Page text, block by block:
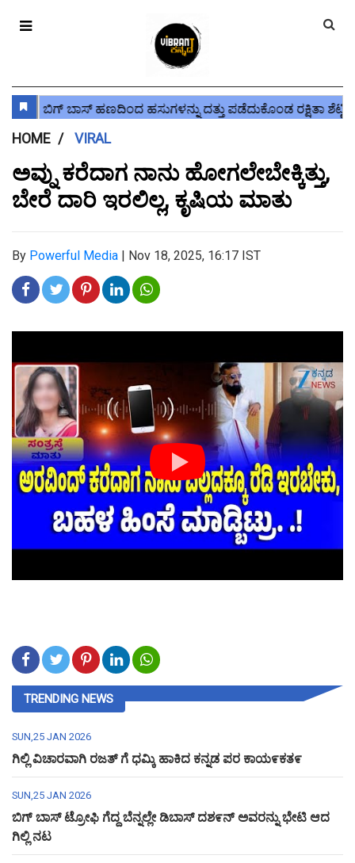
HOME VIRAL
ಅವ್ನು ಕರೆದಾಗ ನಾನು ಹೋಗಲೇಬೇಕ್ಕಿತ್ತು,
ಬೇರೆ ದಾರಿ ಇರಲಿಲ್ಲ, ಕೃಷಿಯ ಮಾತು
By Powerful Media | Nov 18, 2025, 16:17 IST
TRENDING NEWS
SUN,25 JAN 2026
ಗಿಲ್ಲಿ ವಿಚಾರವಾಗಿ ರಜತ್ ಗೆ ಧಮ್ಕಿ ಹಾಕಿದ ಕನ್ನಡ ಪರ ಕಾಯ೯ಕತ೯
SUN,25 JAN 2026
ಬಿಗ್ ಬಾಸ್ ಟ್ರೋಫಿ ಗೆದ್ದ ಬೆನ್ನಲ್ಲೇ ಡಿಬಾಸ್ ದಶ೯ನ್ ಅವರನ್ನು ಭೇಟಿ ಆದ
ಗಿಲ್ಲಿ ನಟ